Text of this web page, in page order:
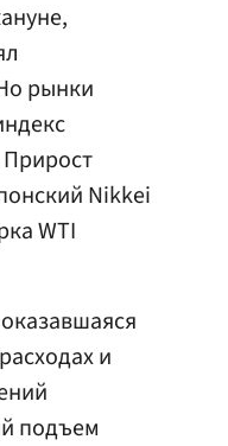
рынки
Прирост
Nikkei
WTI
и
подъем